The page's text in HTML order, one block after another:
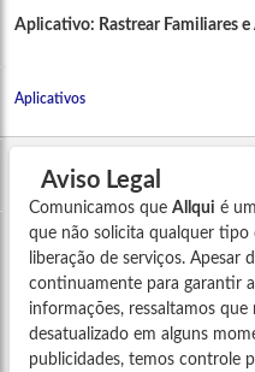
Aplicativo: Rastrear Familiares e
Aplicativos
Aviso Legal
Comunicamos que Allqui é
que não solicita qualquer tipo
liberação de serviços. Apesar
continuamente para garantir
informações, ressaltamos
desatualizado em alguns
publicidades, temos controle